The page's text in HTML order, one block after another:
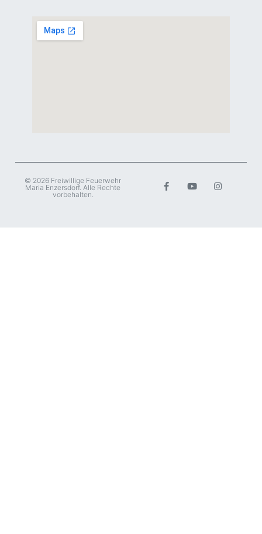
© 2026 Freiwillige Feuerwehr
Maria Enzersdorf. Alle Rechte
vorbehalten.